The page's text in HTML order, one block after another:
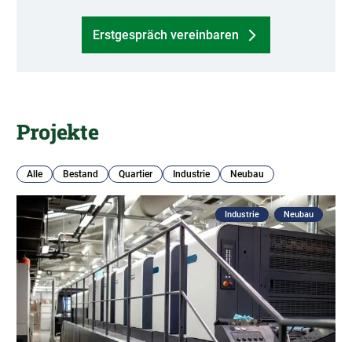
Erstgespräch vereinbaren
Projekte
Alle Bestand Quartier Industrie Neubau
Industrie , Neubau